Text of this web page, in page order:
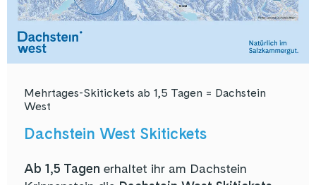
Mehrtages-Skitickets ab 1,5 Tagen = Dachstein
West
Dachstein West Skitickets
Ab 1,5 Tagen erhaltet ihr am Dachstein